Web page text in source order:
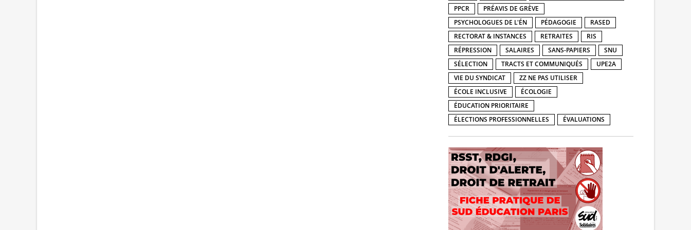
PPCR
PRÉAVIS DE GRÈVE
PSYCHOLOGUES DE L'ÉN
PÉDAGOGIE
RASED
RECTORAT & INSTANCES
RETRAITES
RIS
RÉPRESSION
SALAIRES SANS-PAPIERS
SNU
SÉLECTION
TRACTS ET COMMUNIQUÉS
UPE2A
VIE DU SYNDICAT
ZZ NE PAS UTILISER
ÉCOLE INCLUSIVE
ÉCOLOGIE
ÉDUCATION PRIORITAIRE
ÉLECTIONS PROFESSIONNELLES
ÉVALUATIONS